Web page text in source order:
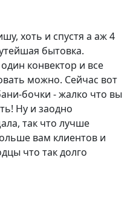
хоть и спустя а аж 4
бытовка.
конвектор и все
можно. Сейчас вот
бочки - жалко что вы
Ну и заодно
так что лучше
вам клиентов и
что так долго